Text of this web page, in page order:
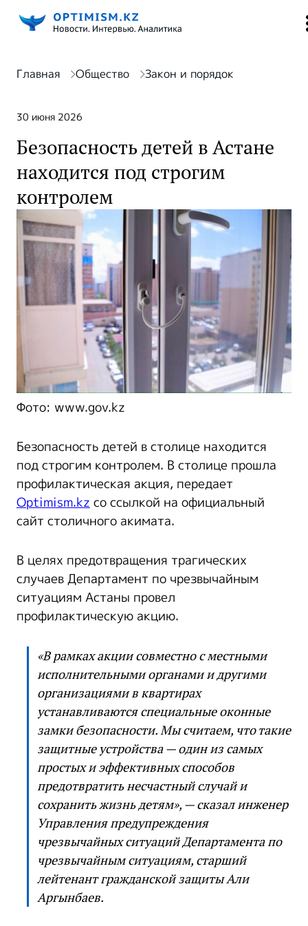
Главная Общество Закон и порядок
30 июня 2026
Безопасность детей в Астане
находится под строгим
контролем
Фото: www.gov.kz
Безопасность детей в столице находится
под строгим контролем. В столице прошла
профилактическая акция, передает
Optimism.kz со ссылкой на официальный
сайт столичного акимата.
В целях предотвращения трагических
случаев Департамент по чрезвычайным
ситуациям Астаны провел
профилактическую акцию.
«В рамках акции совместно с местными
исполнительными органами и другими
организациями в квартирах
устанавливаются специальные оконные
замки безопасности. Мы считаем, что такие
защитные устройства — один из самых
простых и эффективных способов
предотвратить несчастный случай и
сохранить жизнь детям», — сказал инженер
Управления предупреждения
чрезвычайных ситуаций Департамента по
чрезвычайным ситуациям, старший
лейтенант гражданской защиты Али
Аргынбаев.